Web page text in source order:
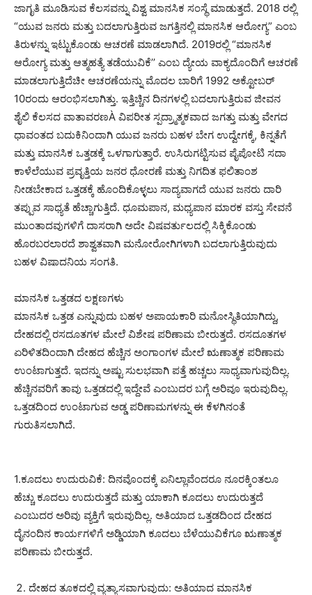
ಜಾಗೃತಿ ಮೂಡಿಸುವ ಕೆಲಸವನ್ನು ವಿಶ್ವ ಮಾನಸಿಕ ಸಂಸ್ಥೆ ಮಾಡುತ್ತದೆ. 2018 ರಲ್ಲಿ
“ಯುವ ಜನರು ಮತ್ತು ಬದಲಾಗುತ್ತಿರುವ ಜಗತ್ತಿನಲ್ಲಿ ಮಾನಸಿಕ ಆರೋಗ್ಯ” ಎಂಬ
ತಿರುಳನ್ನು ಇಟ್ಟುಕೊಂಡು ಆಚರಣೆ ಮಾಡಲಾಗಿದೆ. 2019ರಲ್ಲಿ “ಮಾನಸಿಕ
ಆರೋಗ್ಯ ಮತ್ತು ಆತ್ಮಹತ್ಯೆ ತಡೆಯುವಿಕೆ’’ ಎಂಬ ದ್ಯೇಯ ವಾಕ್ಯದೊಂದಿಗೆ ಆಚರಣೆ
ಮಾಡಲಾಗುತ್ತಿದೆಚೀ ಆಚರಣೆಯನ್ನು ಮೊದಲ ಬಾರಿಗೆ 1992 ಅಕ್ಟೋಬರ್
10ರಂದು ಆರಂಭಿಸಲಾಗಿತ್ತು. ಇತ್ತಿಚ್ಚಿನ ದಿನಗಳಲ್ಲಿ ಬದಲಾಗುತ್ತಿರುವ ಜೀವನ
ಶೈಲಿ ಕೆಲಸದ ವಾತಾವರಣÀ ವಿಪರೀತ ಸ್ಪದ್ರ್ಮಾತ್ಮಕವಾದ ಜಗತ್ತು ಮತ್ತು ವೇಗದ
ಧಾವಂತದ ಬದುಕಿನಿಂದಾಗಿ ಯುವ ಜನರು ಬಹಳ ಬೇಗ ಉದ್ವೇಗಕ್ಕೆ, ಕಿನ್ನತೆಗೆ
ಮತ್ತು ಮಾನಸಿಕ ಒತ್ತಡಕ್ಕೆ ಒಳಗಾಗುತ್ತಾರೆ. ಉಸಿರುಗಟ್ಟಿಸುವ ಪೈಪೋಟಿ ಸದಾ
ಕಾಳೆಲೆಯುವ ಪ್ರವೃತ್ತಿಯ ಜನರ ಧೋರಣೆ ಮತ್ತು ನಿಗದಿತ ಫಲಿತಾಂಶ
ನೀಡಬೇಕಾದ ಒತ್ತಡಕ್ಕೆ ಹೊಂದಿಕೊಳ್ಳಲು ಸಾದ್ಯವಾಗದೆ ಯುವ ಜನರು ದಾರಿ
ತಪ್ಪುವ ಸಾಧ್ಯತೆ ಹೆಚ್ಚಾಗುತ್ತಿದೆ. ಧೂಮಪಾನ, ಮಧ್ಯಪಾನ ಮಾರಕ ವಸ್ತು ಸೇವನೆ
ಮುಂತಾದವುಗಳಿಗೆ ದಾಸರಾಗಿ ಅದೇ ವಿಷವರ್ತುಲದಲ್ಲಿ ಸಿಕ್ಕಿಕೊಂಡು
ಹೊರಬರಲಾರದೆ ಶಾಶ್ವತವಾಗಿ ಮನೋರೋಗಿಗಳಾಗಿ ಬದಲಾಗುತ್ತಿರುವುದು
ಬಹಳ ವಿಷಾದನಿಯ ಸಂಗತಿ.
ಮಾನಸಿಕ ಒತ್ತಡದ ಲಕ್ಷಣಗಳು
ಮಾನಸಿಕ ಒತ್ತಡ ಎನ್ನುವುದು ಬಹಳ ಅಪಾಯಕಾರಿ ಮನೋಸ್ಥಿತಿಯಾಗಿದ್ದು,
ದೇಹದಲ್ಲಿ ರಸದೂತಗಳ ಮೇಲೆ ವಿಶೇಷ ಪರಿಣಾಮ ಬೀರುತ್ತದೆ. ರಸದೂತಗಳ
ಏರಿಳಿತದಿಂದಾಗಿ ದೇಹದ ಹೆಚ್ಚಿನ ಅಂಗಾಂಗಳ ಮೇಲೆ ಋಣಾತ್ಮಕ ಪರಿಣಾಮ
ಉಂಟಾಗುತ್ತದೆ. ಇದನ್ನು ಅಷ್ಟು ಸುಲಭವಾಗಿ ಪತ್ತೆ ಹಚ್ಚಲು ಸಾಧ್ಯವಾಗುವುದಿಲ್ಲ.
ಹೆಚ್ಚಿನವರಿಗೆ ತಾವು ಒತ್ತಡದಲ್ಲಿ ಇದ್ದೇವೆ ಎಂಬುದರ ಬಗ್ಗೆ ಅರಿವೂ ಇರುವುದಿಲ್ಲ.
ಒತ್ತಡದಿಂದ ಉಂಟಾಗುವ ಅಡ್ಡ ಪರಿಣಾಮಗಳನ್ನು ಈ ಕೆಳಗಿನಂತೆ
ಗುರುತಿಸಲಾಗಿದೆ.
1.ಕೂದಲು ಉದುರುವಿಕೆ: ದಿನವೊಂದಕ್ಕೆ ಏನಿಲ್ಲಾವೆಂದರೂ ನೂರಕ್ಕಿಂತಲೂ
ಹೆಚ್ಚು ಕೂದಲು ಉದುರುತ್ತದೆ ಮತ್ತು ಯಾಕಾಗಿ ಕೂದಲು ಉದುರುತ್ತದೆ
ಎಂಬುದರ ಅರಿವು ವ್ಯಕ್ತಿಗೆ ಇರುವುದಿಲ್ಲ. ಅತಿಯಾದ ಒತ್ತಡದಿಂದ ದೇಹದ
ದೈನಂದಿನ ಕಾರ್ಯಗಳಿಗೆ ಅಡ್ಡಿಯಾಗಿ ಕೂದಲು ಬೆಳೆಯುವಿಕೆಗೂ ಋಣಾತ್ಮಕ
ಪರಿಣಾಮ ಬೀರುತ್ತದೆ.
ದೇಹದ ತೂಕದಲ್ಲಿ ವ್ಯತ್ಯಾಸವಾಗುವುದು: ಅತಿಯಾದ ಮಾನಸಿಕ